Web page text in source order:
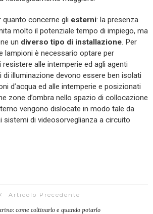
concerne gli esterni: la presenza
molto il potenziale tempo di impiego, ma
un diverso tipo di installazione. Per
lampioni è necessario optare per
alle intemperie ed agli agenti
illuminazione devono essere ben isolati
d’acqua ed alle intemperie e posizionati
zone d’ombra nello spazio di collocazione
vengono dislocate in modo tale da
sistemi di videosorveglianza a circuito
Articolo Precedente
come coltivarlo e quando potarlo